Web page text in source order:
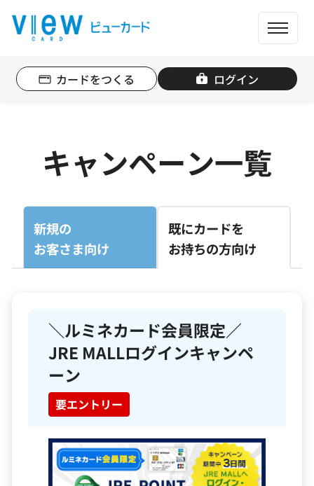
カードをつくる
ログイン
カード一覧
ポイントを貯める
キャンペーン情報
お客さまサポート
FAQ（よくあるご質問）
紛失・盗難でお困りの方
キャンペーン一覧
新規の
お客さま向け
既にカードを
お持ちの方向け
＼ルミネカード会員限定／
JRE MALLログインキャンペ
ーン
要エントリー